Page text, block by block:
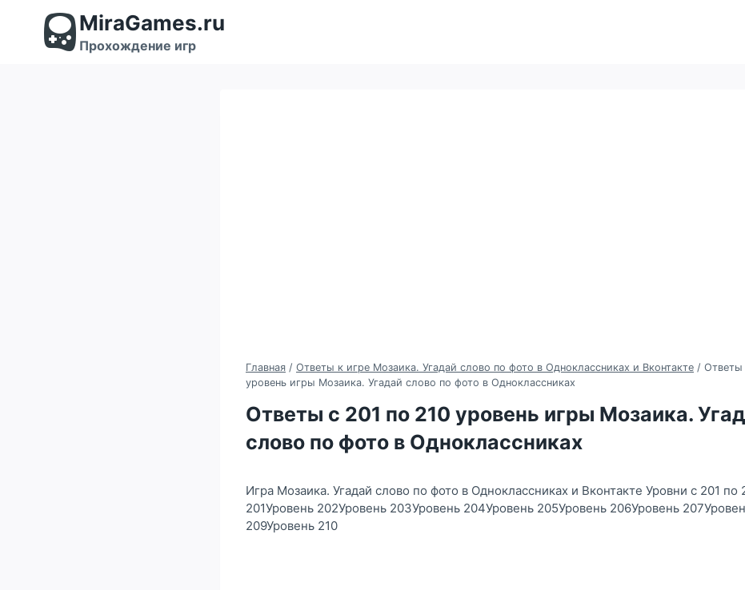
содержимому
MiraGames.ru
Прохождение игр
Главная / Ответы к игре Мозаика. Угадай слово по фото в Одноклассниках и Вконтакте / Ответы
уровень игры Мозаика. Угадай слово по фото в Одноклассниках
Ответы с 201 по 210 уровень игры Мозаика.
слово по фото в Одноклассниках
Игра Мозаика. Угадай слово по фото в Одноклассниках и Вконтакте Уровни с 201 по
201Уровень 202Уровень 203Уровень 204Уровень 205Уровень 206Уровень
209Уровень 210